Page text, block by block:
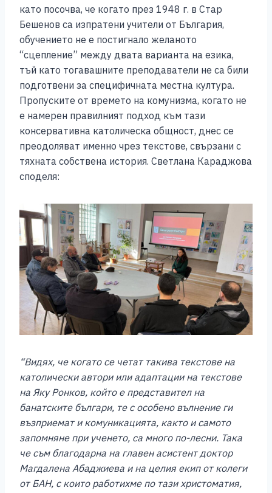
като посочва, че когато през 1948 г. в Стар
Бешенов са изпратени учители от България,
обучението не е постигнало желаното
“сцепление” между двата варианта на езика,
тъй като тогавашните преподаватели не са били
подготвени за специфичната местна култура.
Пропуските от времето на комунизма, когато не
е намерен правилният подход към тази
консервативна католическа общност, днес се
преодоляват именно чрез текстове, свързани с
тяхната собствена история. Светлана Караджова
споделя:
“Видях, че когато се четат такива текстове на
католически автори или адаптации на текстове
на Яку Ронков, който е представител на
банатските българи, те с особено вълнение ги
възприемат и комуникацията, както и самото
запомняне при ученето, са много по-лесни. Така
че съм благодарна на главен асистент доктор
Магдалена Абаджиева и на целия екип от колеги
от БАН, с които работихме по тази христоматия,